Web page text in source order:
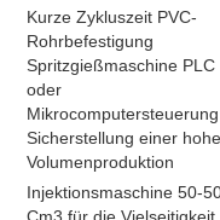
Kurze Zykluszeit PVC-
Rohrbefestigung
Spritzgießmaschine PLC
oder
Mikrocomputersteuerung
Sicherstellung einer
Volumenproduktion
Injektionsmaschine 50-